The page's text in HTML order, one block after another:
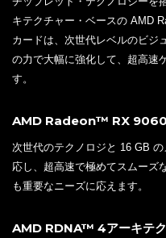
キテクチャー・ベースの AMD
カードは、次世代レベルのビジ
の力で大幅に強化して、超高速
す。
AMD Radeon™ RX
次世代のテクノロジと 16 GB
応し、超高速で極めてスムーズ
も重要なニーズに応えます。
AMD RDNA™ 4アーキテ